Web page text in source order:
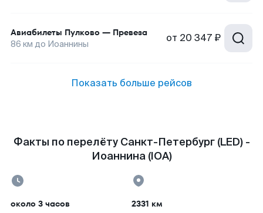
Авиабилеты Пулково — Превеза
86 км до Иоаннины от 20 347 ₽
Показать больше рейсов
Факты по перелёту Санкт-Петербург (LED) -
Иоаннина (IOA)
около 3 часов 2331 км